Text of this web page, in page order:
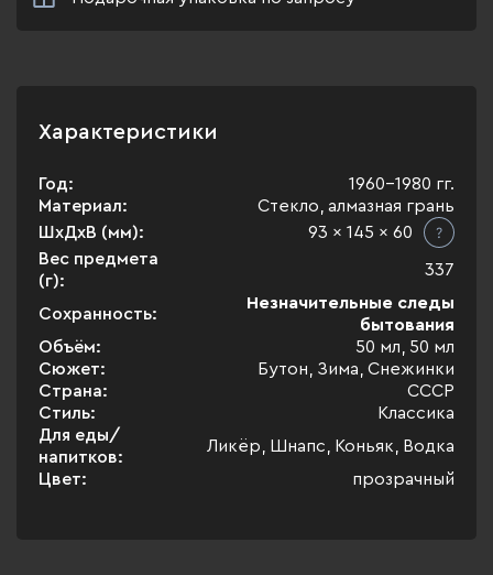
Характеристики
Год:
1960-1980 гг.
Материал:
Стекло, алмазная грань
ШхДхВ (мм):
93 x 145 x 60
Вес предмета
(г):
337
Сохранность:
Незначительные следы
бытования
Объём:
50 мл, 50 мл
Сюжет:
Бутон, Зима, Снежинки
Страна:
СССР
Стиль:
Классика
Для еды/
напитков:
Ликёр, Шнапс, Коньяк, Водка
Цвет:
прозрачный